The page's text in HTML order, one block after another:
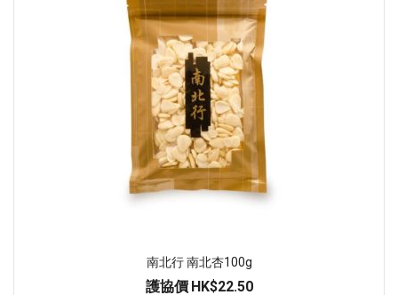
南北行 南北杏100g
護協價 HK$22.50